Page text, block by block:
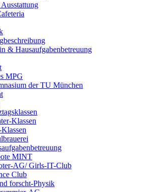
& Hausaufgabenbetreuung
MPG
der TU München
Klassen
MINT
AG/ Girls-IT-Club
Club
forscht-Physik